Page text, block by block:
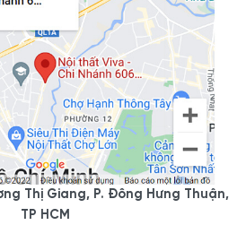
Thị Giang, P. Đông Hưng Thuận,
TP HCM